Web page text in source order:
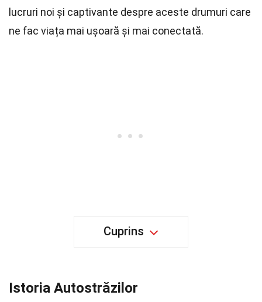
lucruri noi și captivante despre aceste drumuri care
ne fac viața mai ușoară și mai conectată.
Cuprins
Istoria Autostrăzilor